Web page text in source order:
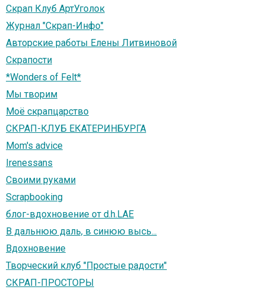
Скрап Клуб АртУголок
Журнал "Скрап-Инфо"
Авторские работы Елены Литвиновой
Скрапости
*Wonders of Felt*
Мы творим
Моё скрапцарство
СКРАП-КЛУБ ЕКАТЕРИНБУРГА
Mom's advice
Irenessans
Своими руками
Scrapbooking
блог-вдохновение от d.h.LAE
В дальнюю даль, в синюю высь...
Вдохновение
Творческий клуб "Простые радости"
СКРАП-ПРОСТОРЫ